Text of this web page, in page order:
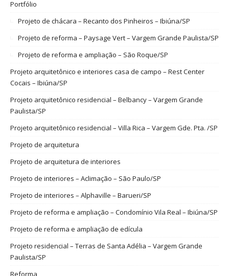
Portfólio
Projeto de chácara – Recanto dos Pinheiros – Ibiúna/SP
Projeto de reforma – Paysage Vert – Vargem Grande Paulista/SP
Projeto de reforma e ampliação – São Roque/SP
Projeto arquitetônico e interiores casa de campo – Rest Center
Cocais – Ibiúna/SP
Projeto arquitetônico residencial – Belbancy – Vargem Grande
Paulista/SP
Projeto arquitetônico residencial – Villa Rica – Vargem Gde. Pta. /SP
Projeto de arquitetura
Projeto de arquitetura de interiores
Projeto de interiores – Aclimação – São Paulo/SP
Projeto de interiores – Alphaville – Barueri/SP
Projeto de reforma e ampliação – Condomínio Vila Real – Ibiúna/SP
Projeto de reforma e ampliação de edícula
Projeto residencial – Terras de Santa Adélia – Vargem Grande
Paulista/SP
Reforma